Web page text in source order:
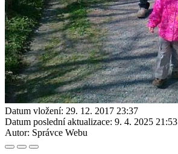
Datum vložení: 29. 12. 2017 23:37
Datum poslední aktualizace: 9. 4. 2025 21:53
Autor: Správce Webu